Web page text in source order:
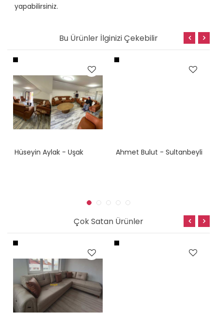
yapabilirsiniz.
Bu Ürünler İlginizi Çekebilir
Hüseyin Aylak - Uşak Ahmet Bulut - Sultanbeyli
Çok Satan Ürünler